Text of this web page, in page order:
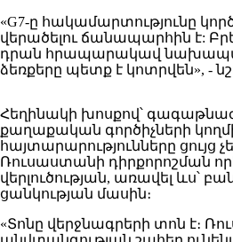
«G7-ը հակամարտությունը
վերածելու ճանապարհին է:
դրան հրապարակավ
ձեռքերը պետք է կոտրվեն», -
Հեղինակի խոսքով՝
քաղաքական գործիչների
հայտարարությունները ցույց
Ռուսաստանի դիրքորոշման
վերլուծության, առավել ևս՝
ցանկության մասին։
«Տոնը վերջնագրերի տոն է։